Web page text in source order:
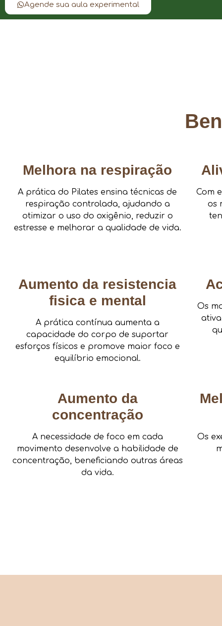
Agende sua aula experimental
Melhora na respiração
A prática do Pilates ensina técnicas de
respiração controlada, ajudando a
otimizar o uso do oxigênio, reduzir o
estresse e melhorar a qualidade de vida.
Com
os
Aumento da resistencia
fisica e mental
A prática contínua aumenta a
capacidade do corpo de suportar
esforços físicos e promove maior foco e
equilíbrio emocional.
Os
Aumento da
concentração
A necessidade de foco em cada
movimento desenvolve a habilidade de
concentração, beneficiando outras áreas
da vida.
Os